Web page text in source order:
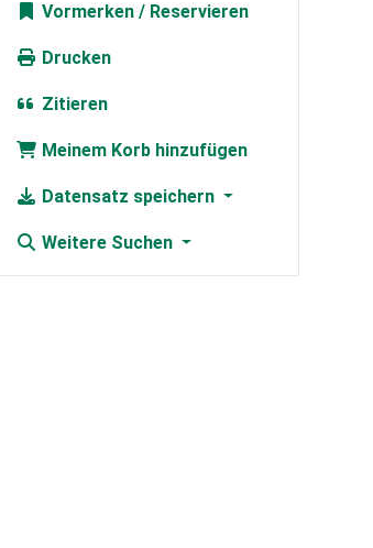
Vormerken
Drucken
Zitieren
Meinem Korb hinzufügen
Datensatz speichern
Weitere Suchen